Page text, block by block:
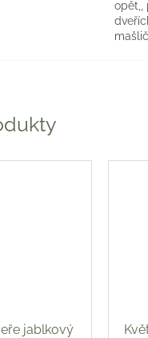
jablkový
opět,,